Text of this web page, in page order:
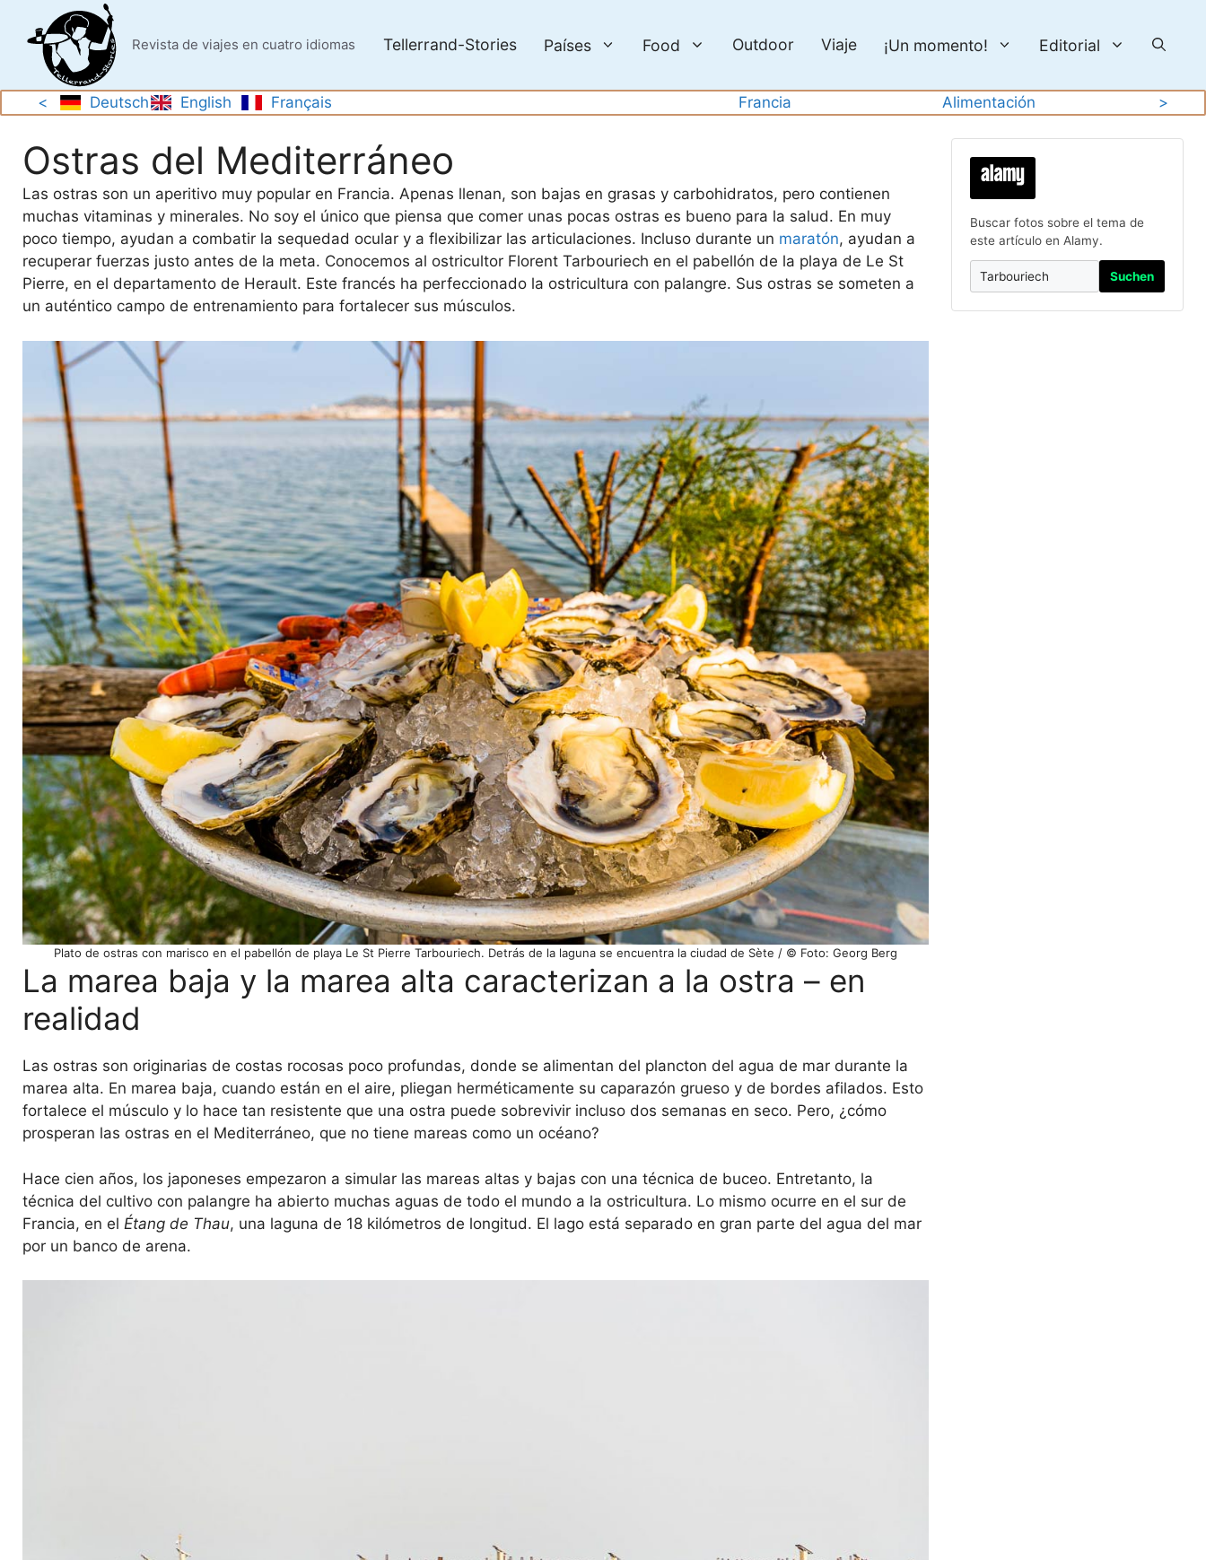
contenido
Revista de viajes en cuatro idiomas Tellerrand-Stories Países Food Outdoor Viaje ¡Un momento! Editorial
< Deutsch English Français Francia Alimentación >
Ostras del Mediterráneo
Las ostras son un aperitivo muy popular en Francia. Apenas llenan, son bajas en grasas y carbohidratos, pero contienen
muchas vitaminas y minerales. No soy el único que piensa que comer unas pocas ostras es bueno para la salud. En muy
poco tiempo, ayudan a combatir la sequedad ocular y a flexibilizar las articulaciones. Incluso durante un maratón, ayudan a
recuperar fuerzas justo antes de la meta. Conocemos al ostricultor Florent Tarbouriech en el pabellón de la playa de Le St
Pierre, en el departamento de Herault. Este francés ha perfeccionado la ostricultura con palangre. Sus ostras se someten a
un auténtico campo de entrenamiento para fortalecer sus músculos.
Plato de ostras con marisco en el pabellón de playa Le St Pierre Tarbouriech. Detrás de la laguna se encuentra la ciudad de Sète / © Foto: Georg Berg
La marea baja y la marea alta caracterizan a la ostra – en
realidad
Las ostras son originarias de costas rocosas poco profundas, donde se alimentan del plancton del agua de mar durante la
marea alta. En marea baja, cuando están en el aire, pliegan herméticamente su caparazón grueso y de bordes afilados. Esto
fortalece el músculo y lo hace tan resistente que una ostra puede sobrevivir incluso dos semanas en seco. Pero, ¿cómo
prosperan las ostras en el Mediterráneo, que no tiene mareas como un océano?
Hace cien años, los japoneses empezaron a simular las mareas altas y bajas con una técnica de buceo. Entretanto, la
técnica del cultivo con palangre ha abierto muchas aguas de todo el mundo a la ostricultura. Lo mismo ocurre en el sur de
Francia, en el Étang de Thau, una laguna de 18 kilómetros de longitud. El lago está separado en gran parte del agua del mar
por un banco de arena.
Buscar fotos sobre el tema de
este artículo en Alamy.
Suchen